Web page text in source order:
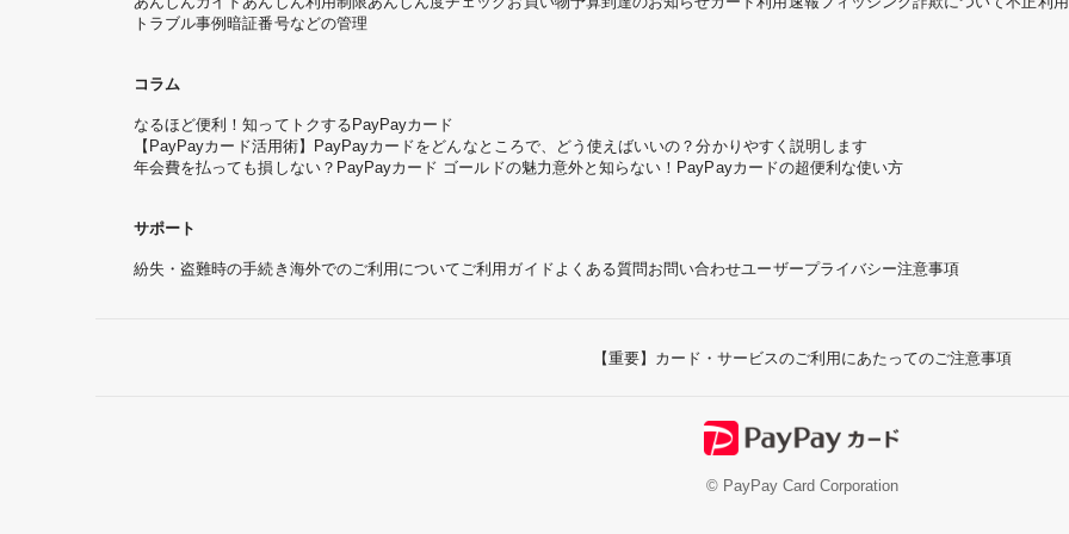
トラブル事例暗証番号などの管理
コラム
なるほど便利！知ってトクするPayPayカード
【PayPayカード活用術】PayPayカードをどんなところで、どう使えばいいの？分かりやすく説明します
年会費を払っても損しない？PayPayカード ゴールドの魅力意外と知らない！PayPayカードの超便利な使い方
サポート
紛失・盗難時の手続き 海外でのご利用についてご利用ガイドよくある質問お問い合わせユーザープライバシー注意事項
【重要】カード・サービスのご利用にあたってのご注意事項
© PayPay Card Corporation